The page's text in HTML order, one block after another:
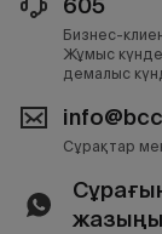
Бизнес-
Жұмыс
демалыс
Сұрақтар